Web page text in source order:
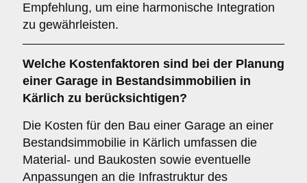
Empfehlung, um eine harmonische Integration
zu gewährleisten.
Welche Kostenfaktoren sind bei der Planung
einer Garage in Bestandsimmobilien in
Kärlich zu berücksichtigen?
Die Kosten für den Bau einer Garage an einer
Bestandsimmobilie in Kärlich umfassen die
Material- und Baukosten sowie eventuelle
Anpassungen an die Infrastruktur des